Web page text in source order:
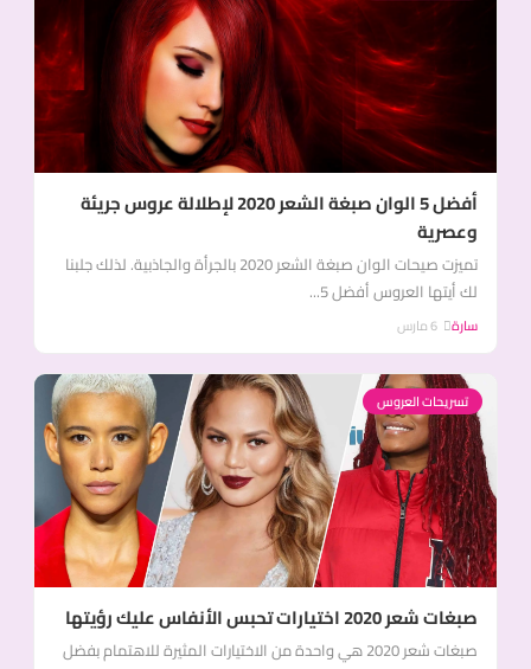
أفضل 5 الوان صبغة الشعر 2020 لإطلالة عروس جريئة
وعصرية
تميزت صيحات الوان صبغة الشعر 2020 بالجرأة والجاذبية. لذلك جلبنا
لك أيتها العروس أفضل 5...
سارة
تسريحات العروس
صبغات شعر 2020 اختيارات تحبس الأنفاس عليك رؤيتها
صبغات شعر 2020 هي واحدة من الاختيارات المثيرة للاهتمام بفضل